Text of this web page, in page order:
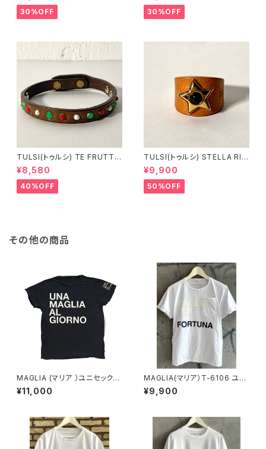
30%OFF 30%OFF
TULSI(トゥルシ) TE FRUTTI
NO BIANCO ROSSO VERDE
¥8,580
40%OFF
TULSI(トゥルシ) STELLA RIN
G ONICE
¥9,900
50%OFF
その他の商品
MAGLIA (マリア ）ユニセックス
Ｔシャツ Ｔ-8003B ホワイト
プリントX ベージュ
¥11,000
MAGLIA(マリア）T-6106 ユニ
セックスＴシャツ
¥9,900